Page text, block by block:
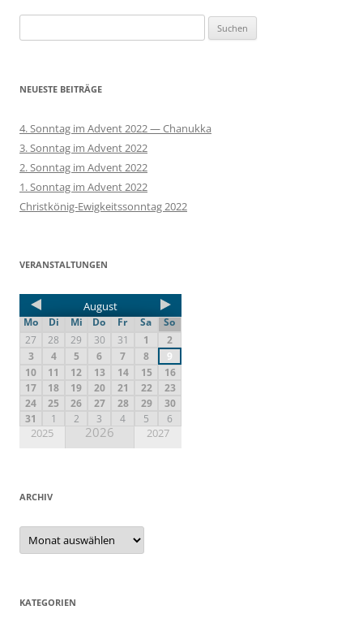
nach:
NEUESTE BEITRÄGE
4. Sonntag im Advent 2022 — Chanukka
3. Sonntag im Advent 2022
2. Sonntag im Advent 2022
1. Sonntag im Advent 2022
Christkönig-Ewigkeitssonntag 2022
VERANSTALTUNGEN
August
Mo Di Mi Do Fr Sa
So
27
28 29 30 31 1
2
3
4 5 6 7 8
9
10
11 12 13 14 15
16
17
18 19 20 21 22
23
24
25 26 27 28 29
30
31
1 2 3 4 5 6
2025 2026 2027
ARCHIV
KATEGORIEN